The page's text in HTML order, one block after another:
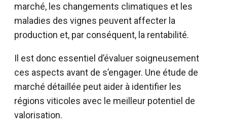
marché, les changements climatiques et les
maladies des vignes peuvent affecter la
production et, par conséquent, la rentabilité.
Il est donc essentiel d’évaluer soigneusement
ces aspects avant de s’engager. Une étude de
marché détaillée peut aider à identifier les
régions viticoles avec le meilleur potentiel de
valorisation.